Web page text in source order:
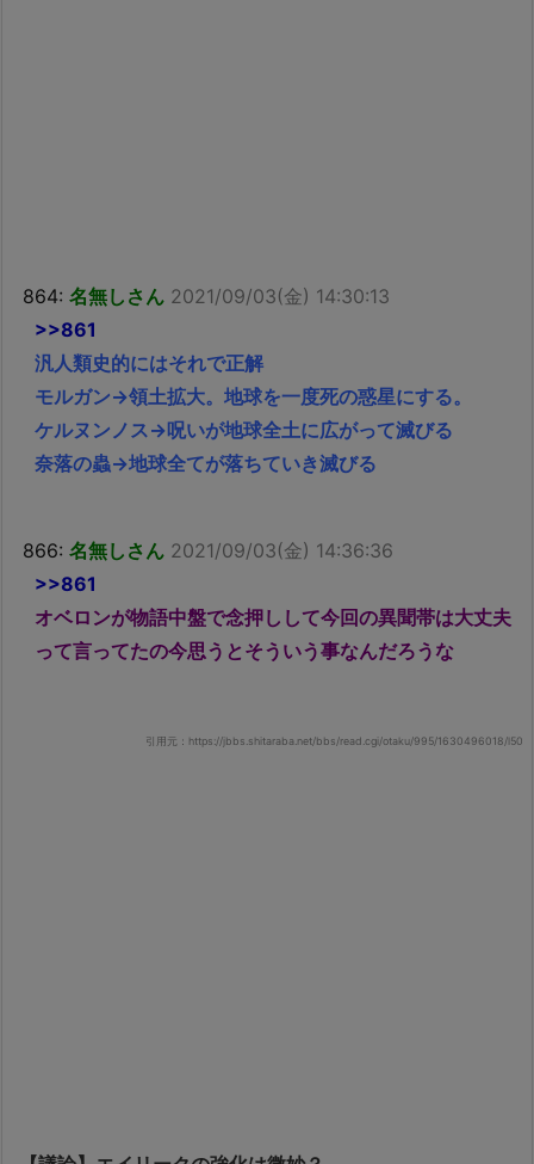
864: 名無しさん 2021/09/03(金) 14:30:13
>>861
汎人類史的にはそれで正解
モルガン→領土拡大。地球を一度死の惑星にする。
ケルヌンノス→呪いが地球全土に広がって滅びる
奈落の蟲→地球全てが落ちていき滅びる
866: 名無しさん 2021/09/03(金) 14:36:36
>>861
オベロンが物語中盤で念押しして今回の異聞帯は大丈夫
って言ってたの今思うとそういう事なんだろうな
引用元：https://jbbs.shitaraba.net/bbs/read.cgi/otaku/995/1630496018/l50